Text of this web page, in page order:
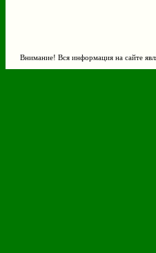
Внимание! Вся информация на сайте